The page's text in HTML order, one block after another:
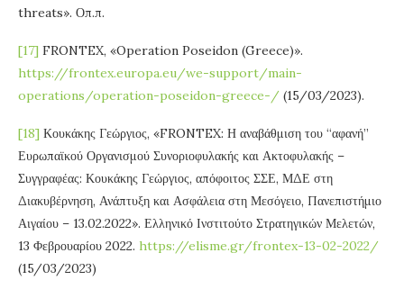
threats». Οπ.π.
[17] FRONTEX, «Operation Poseidon (Greece)».
https://frontex.europa.eu/we-support/main-
operations/operation-poseidon-greece-/ (15/03/2023).
[18] Κουκάκης Γεώργιος, «FRONTEX: Η αναβάθμιση του “αφανή”
Ευρωπαϊκού Οργανισμού Συνοριοφυλακής και Ακτοφυλακής –
Συγγραφέας: Κουκάκης Γεώργιος, απόφοιτος ΣΣΕ, ΜΔΕ στη
Διακυβέρνηση, Ανάπτυξη και Ασφάλεια στη Μεσόγειο, Πανεπιστήμιο
Αιγαίου – 13.02.2022». Ελληνικό Ινστιτούτο Στρατηγικών Μελετών,
13 Φεβρουαρίου 2022. https://elisme.gr/frontex-13-02-2022/
(15/03/2023)